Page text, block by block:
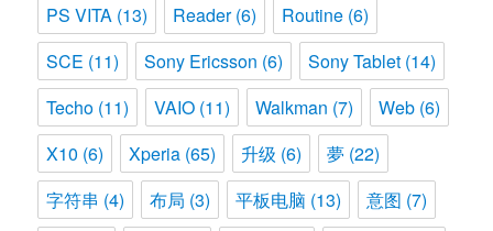
PS VITA (13) Reader(6) Routine (6)
SCE (11) Sony Ericsson (6) Sony Tablet (14)
Techo (11) VAIO (11) Walkman (7) Web (6)
X10 (6) Xperia (65) 升级 (6) 夢 (22)
字符串 (4) 布局 (3) 平板电脑 (13) 意图 (7)